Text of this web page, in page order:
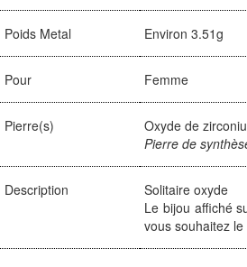
Poids Metal Environ 3.51g
Pour Femme
Pierre(s)
Oxyde de
Pierre de
Description
Solitaire oxyde
Le bijou affiché
vous souhaitez